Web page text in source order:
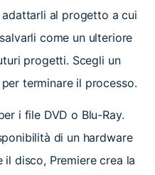
al progetto a cui
come un ulteriore
progetti. Scegli un
terminare il processo.
i file DVD o Blu-Ray.
di un hardware
disco, Premiere crea la